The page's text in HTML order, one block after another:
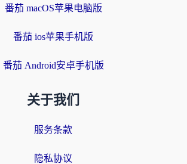
番茄 macOS苹果电脑版
番茄 ios苹果手机版
番茄 Android安卓手机版
关于我们
服务条款
隐私协议